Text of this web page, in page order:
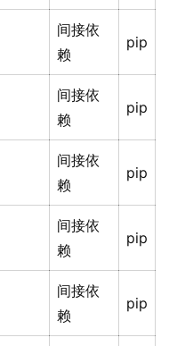
间接依
赖
pip
间接依
赖
pip
间接依
赖
pip
间接依
赖
pip
间接依
赖
pip